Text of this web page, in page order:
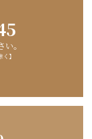
。
】